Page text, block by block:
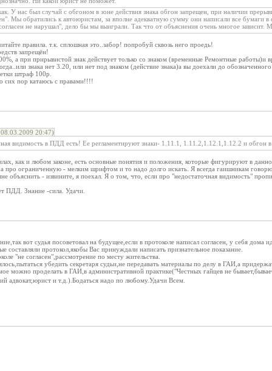
У нас был случай с обгоном в зоне действия знака обгон запрещен, при наличии
Мы обратились к автоюристам, за вполне адекватную сумму они написали все бумаги в
не нарушал", дело бы мы выиграли. Так что от объяснения очень многое зависит.
правила. т.к. сплошная это..забор! попробуй сквозь него проедь!
запрещён!
а при прирывистой знак действует только со знаком (временные Ремонтные работы)и
знака нет 3.20, или нет под знаком (действие знака)а вы доехали до
штраф 100р.
сих пор катаюсь с правами!!!!
20:47)
видимость в ПДД есть! Ее регламентируют знаки- 1.11.1, 1.11.2,1.12.1,1.12.2 и
как и любом законе, есть основные понятия и положения, которые фигурируют в
про ограниченную - мелким шрифтом и то надо долго искать. Я всегда гаишникам
объяснить - извините, я поехал. Я о том, что, если про "недостаточная видимость"
ПДД. Знание -сила. Удачи.
вот судья посоветовал на будущее,если в протоколе написал согласен, у себя дома
составляли протокол,якобы Вас принуждали написать признательное показание.
"не согласен",рассмотрение по месту жительства.
убедить секретаря судьи,не передавать материалы по делу в ГАИ,а
можно проделать в ГАИ,в административной практике("Честных гайцев не
адвокат,юрист и т.д.).Бодаться надо по любому.Удачи Всем.